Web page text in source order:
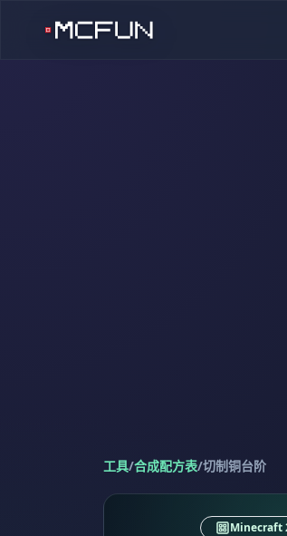
工具/合成配方表/切制铜台阶
Minecraft